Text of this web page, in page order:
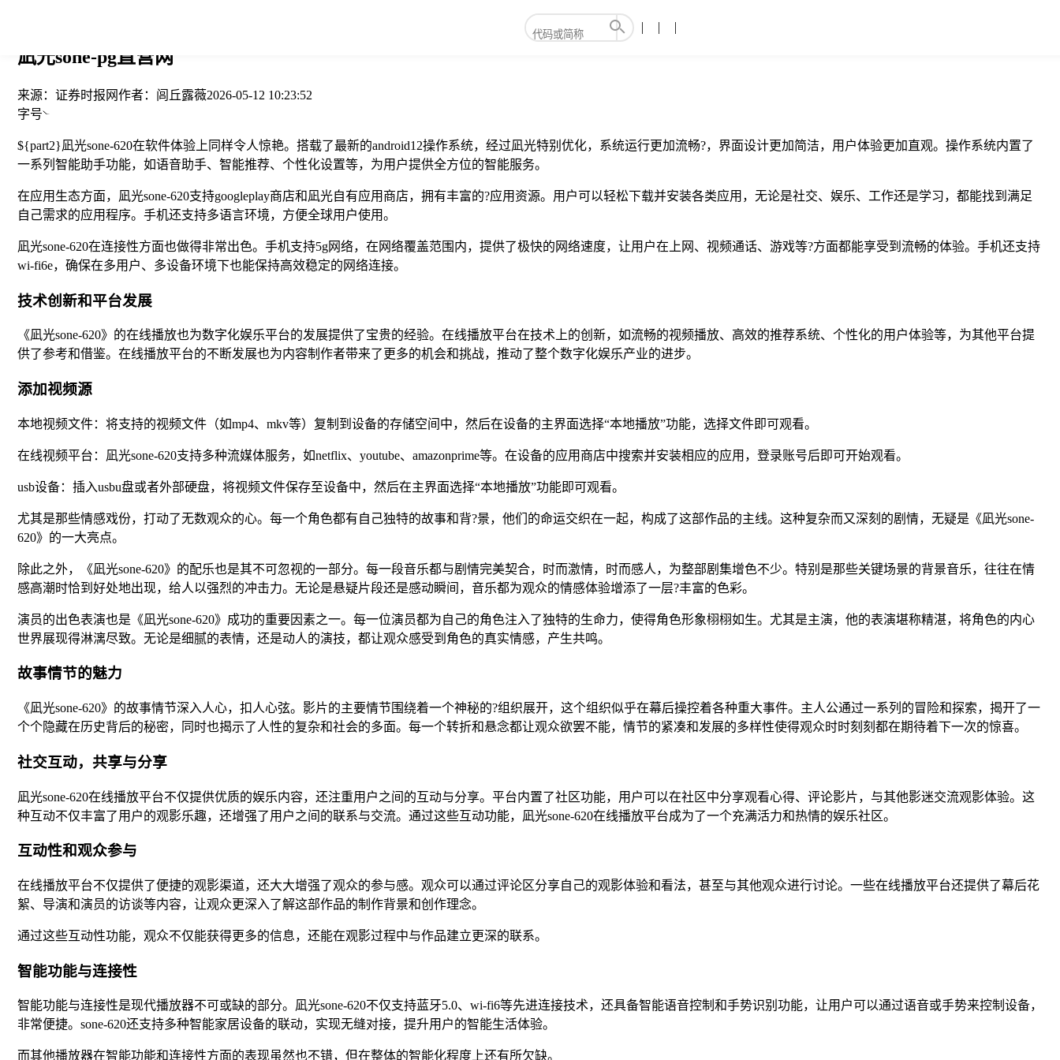
凪光sone-pg直营网
来源： 证券时报网作者： 闾丘露薇2026-05-12 10:23:52
字号
${part2}凪光sone-620在软件体验上同样令人惊艳。搭载了最新的android12操作系统，经过凪光特别优化，系统运行更加流畅?，界面设计更加简洁，用户体验更加直观。操作系统内置了
一系列智能助手功能，如语音助手、智能推荐、个性化设置等，为用户提供全方位的智能服务。
在应用生态方面，凪光sone-620支持googleplay商店和凪光自有应用商店，拥有丰富的?应用资源。用户可以轻松下载并安装各类应用，无论是社交、娱乐、工作还是学习，都能找到满足
自己需求的应用程序。手机还支持多语言环境，方便全球用户使用。
凪光sone-620在连接性方面也做得非常出色。手机支持5g网络，在网络覆盖范围内，提供了极快的网络速度，让用户在上网、视频通话、游戏等?方面都能享受到流畅的体验。手机还支持
wi-fi6e，确保在多用户、多设备环境下也能保持高效稳定的网络连接。
技术创新和平台发展
《凪光sone-620》的在线播放也为数字化娱乐平台的发展提供了宝贵的经验。在线播放平台在技术上的创新，如流畅的视频播放、高效的推荐系统、个性化的用户体验等，为其他平台提
供了参考和借鉴。在线播放平台的不断发展也为内容制作者带来了更多的机会和挑战，推动了整个数字化娱乐产业的进步。
添加视频源
本地视频文件：将支持的视频文件（如mp4、mkv等）复制到设备的存储空间中，然后在设备的主界面选择“本地播放”功能，选择文件即可观看。
在线视频平台：凪光sone-620支持多种流媒体服务，如netflix、youtube、amazonprime等。在设备的应用商店中搜索并安装相应的应用，登录账号后即可开始观看。
usb设备：插入usbu盘或者外部硬盘，将视频文件保存至设备中，然后在主界面选择“本地播放”功能即可观看。
尤其是那些情感戏份，打动了无数观众的心。每一个角色都有自己独特的故事和背?景，他们的命运交织在一起，构成了这部作品的主线。这种复杂而又深刻的剧情，无疑是《凪光sone-
620》的一大亮点。
除此之外，《凪光sone-620》的配乐也是其不可忽视的一部分。每一段音乐都与剧情完美契合，时而激情，时而感人，为整部剧集增色不少。特别是那些关键场景的背景音乐，往往在情
感高潮时恰到好处地出现，给人以强烈的冲击力。无论是悬疑片段还是感动瞬间，音乐都为观众的情感体验增添了一层?丰富的色彩。
演员的出色表演也是《凪光sone-620》成功的重要因素之一。每一位演员都为自己的角色注入了独特的生命力，使得角色形象栩栩如生。尤其是主演，他的表演堪称精湛，将角色的内心
世界展现得淋漓尽致。无论是细腻的表情，还是动人的演技，都让观众感受到角色的真实情感，产生共鸣。
故事情节的魅力
《凪光sone-620》的故事情节深入人心，扣人心弦。影片的主要情节围绕着一个神秘的?组织展开，这个组织似乎在幕后操控着各种重大事件。主人公通过一系列的冒险和探索，揭开了一
个个隐藏在历史背后的秘密，同时也揭示了人性的复杂和社会的多面。每一个转折和悬念都让观众欲罢不能，情节的紧凑和发展的多样性使得观众时时刻刻都在期待着下一次的惊喜。
社交互动，共享与分享
凪光sone-620在线播放平台不仅提供优质的娱乐内容，还注重用户之间的互动与分享。平台内置了社区功能，用户可以在社区中分享观看心得、评论影片，与其他影迷交流观影体验。这
种互动不仅丰富了用户的观影乐趣，还增强了用户之间的联系与交流。通过这些互动功能，凪光sone-620在线播放平台成为了一个充满活力和热情的娱乐社区。
互动性和观众参与
在线播放平台不仅提供了便捷的观影渠道，还大大增强了观众的参与感。观众可以通过评论区分享自己的观影体验和看法，甚至与其他观众进行讨论。一些在线播放平台还提供了幕后花
絮、导演和演员的访谈等内容，让观众更深入了解这部作品的制作背景和创作理念。
通过这些互动性功能，观众不仅能获得更多的信息，还能在观影过程中与作品建立更深的联系。
智能功能与连接性
智能功能与连接性是现代播放器不可或缺的部分。凪光sone-620不仅支持蓝牙5.0、wi-fi6等先进连接技术，还具备智能语音控制和手势识别功能，让用户可以通过语音或手势来控制设备，
非常便捷。sone-620还支持多种智能家居设备的联动，实现无缝对接，提升用户的智能生活体验。
而其他播放器在智能功能和连接性方面的表现虽然也不错，但在整体的智能化程度上还有所欠缺。